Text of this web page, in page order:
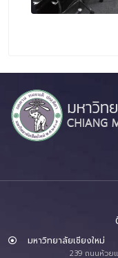
มหาวิทยาลัยเชียงใหม่
239 ถนนห้วย